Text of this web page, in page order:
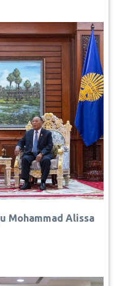
Mohammad Alissa